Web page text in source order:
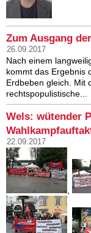
Zum Ausgang
26.09.2017
Nach einem
kommt das Ergebnis
Erdbeben gleich. Mit
rechtspopulistische...
Wels: wütender
22.09.2017
,